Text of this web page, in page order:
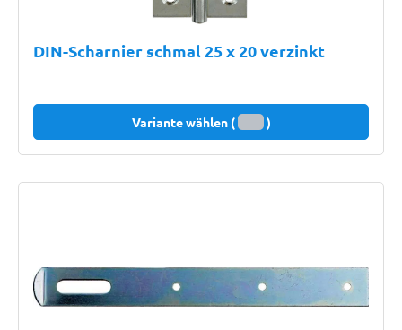
DIN-Scharnier schmal 25 x 20 verzinkt
Variante wählen ( )